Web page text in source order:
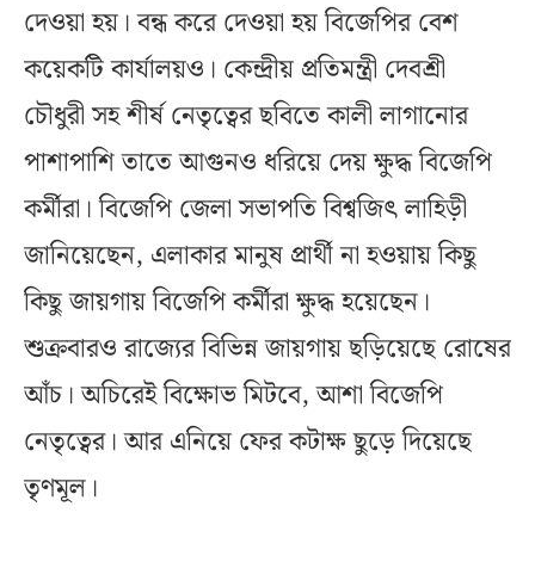
দেওয়া হয়। বন্ধ করে দেওয়া হয় বিজেপির বেশ
কয়েকটি কার্যালয়ও। কেন্দ্রীয় প্রতিমন্ত্রী দেবশ্রী
চৌধুরী সহ শীর্ষ নেতৃত্বের ছবিতে কালী লাগানোর
পাশাপাশি তাতে আগুনও ধরিয়ে দেয় ক্ষুদ্ধ বিজেপি
কর্মীরা। বিজেপি জেলা সভাপতি বিশ্বজিৎ লাহিড়ী
জানিয়েছেন, এলাকার মানুষ প্রার্থী না হওয়ায় কিছু
কিছু জায়গায় বিজেপি কর্মীরা ক্ষুদ্ধ হয়েছেন।
শুক্রবারও রাজ্যের বিভিন্ন জায়গায় ছড়িয়েছে রোষের
আঁচ। অচিরেই বিক্ষোভ মিটবে, আশা বিজেপি
নেতৃত্বের। আর এনিয়ে ফের কটাক্ষ ছুড়ে দিয়েছে
তৃণমূল।